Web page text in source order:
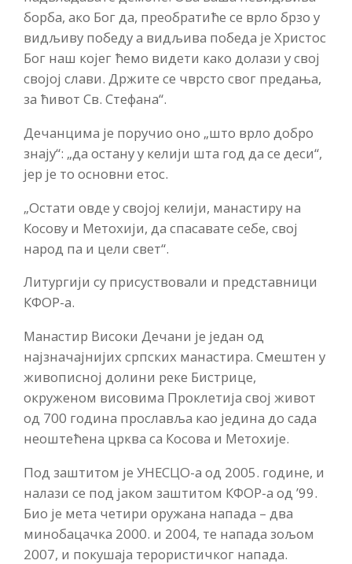
борба, ако Бог да, преобратиће се врло брзо у
видљиву победу а видљива победа је Христос
Бог наш којег ћемо видети како долази у свој
својој слави. Држите се чврсто свог предања,
за ћивот Св. Стефана“.
Дечанцима је поручио оно „што врло добро
знају“: „да остану у келији шта год да се деси“,
јер је то основни етос.
„Остати овде у својој келији, манастиру на
Косову и Метохији, да спасавате себе, свој
народ па и цели свет“.
Литургији су присуствовали и представници
КФОР-а.
Манастир Високи Дечани је један од
најзначајнијих српских манастира. Смештен у
живописној долини реке Бистрице,
окруженом висовима Проклетија свој живот
од 700 година прославља као једина до сада
неоштећена црква са Косова и Метохије.
Под заштитом је УНЕСЦО-а од 2005. године, и
налази се под јаком заштитом КФОР-а од ’99.
Био је мета четири оружана напада – два
минобацачка 2000. и 2004, те напада зољом
2007, и покушаја терористичког напада.